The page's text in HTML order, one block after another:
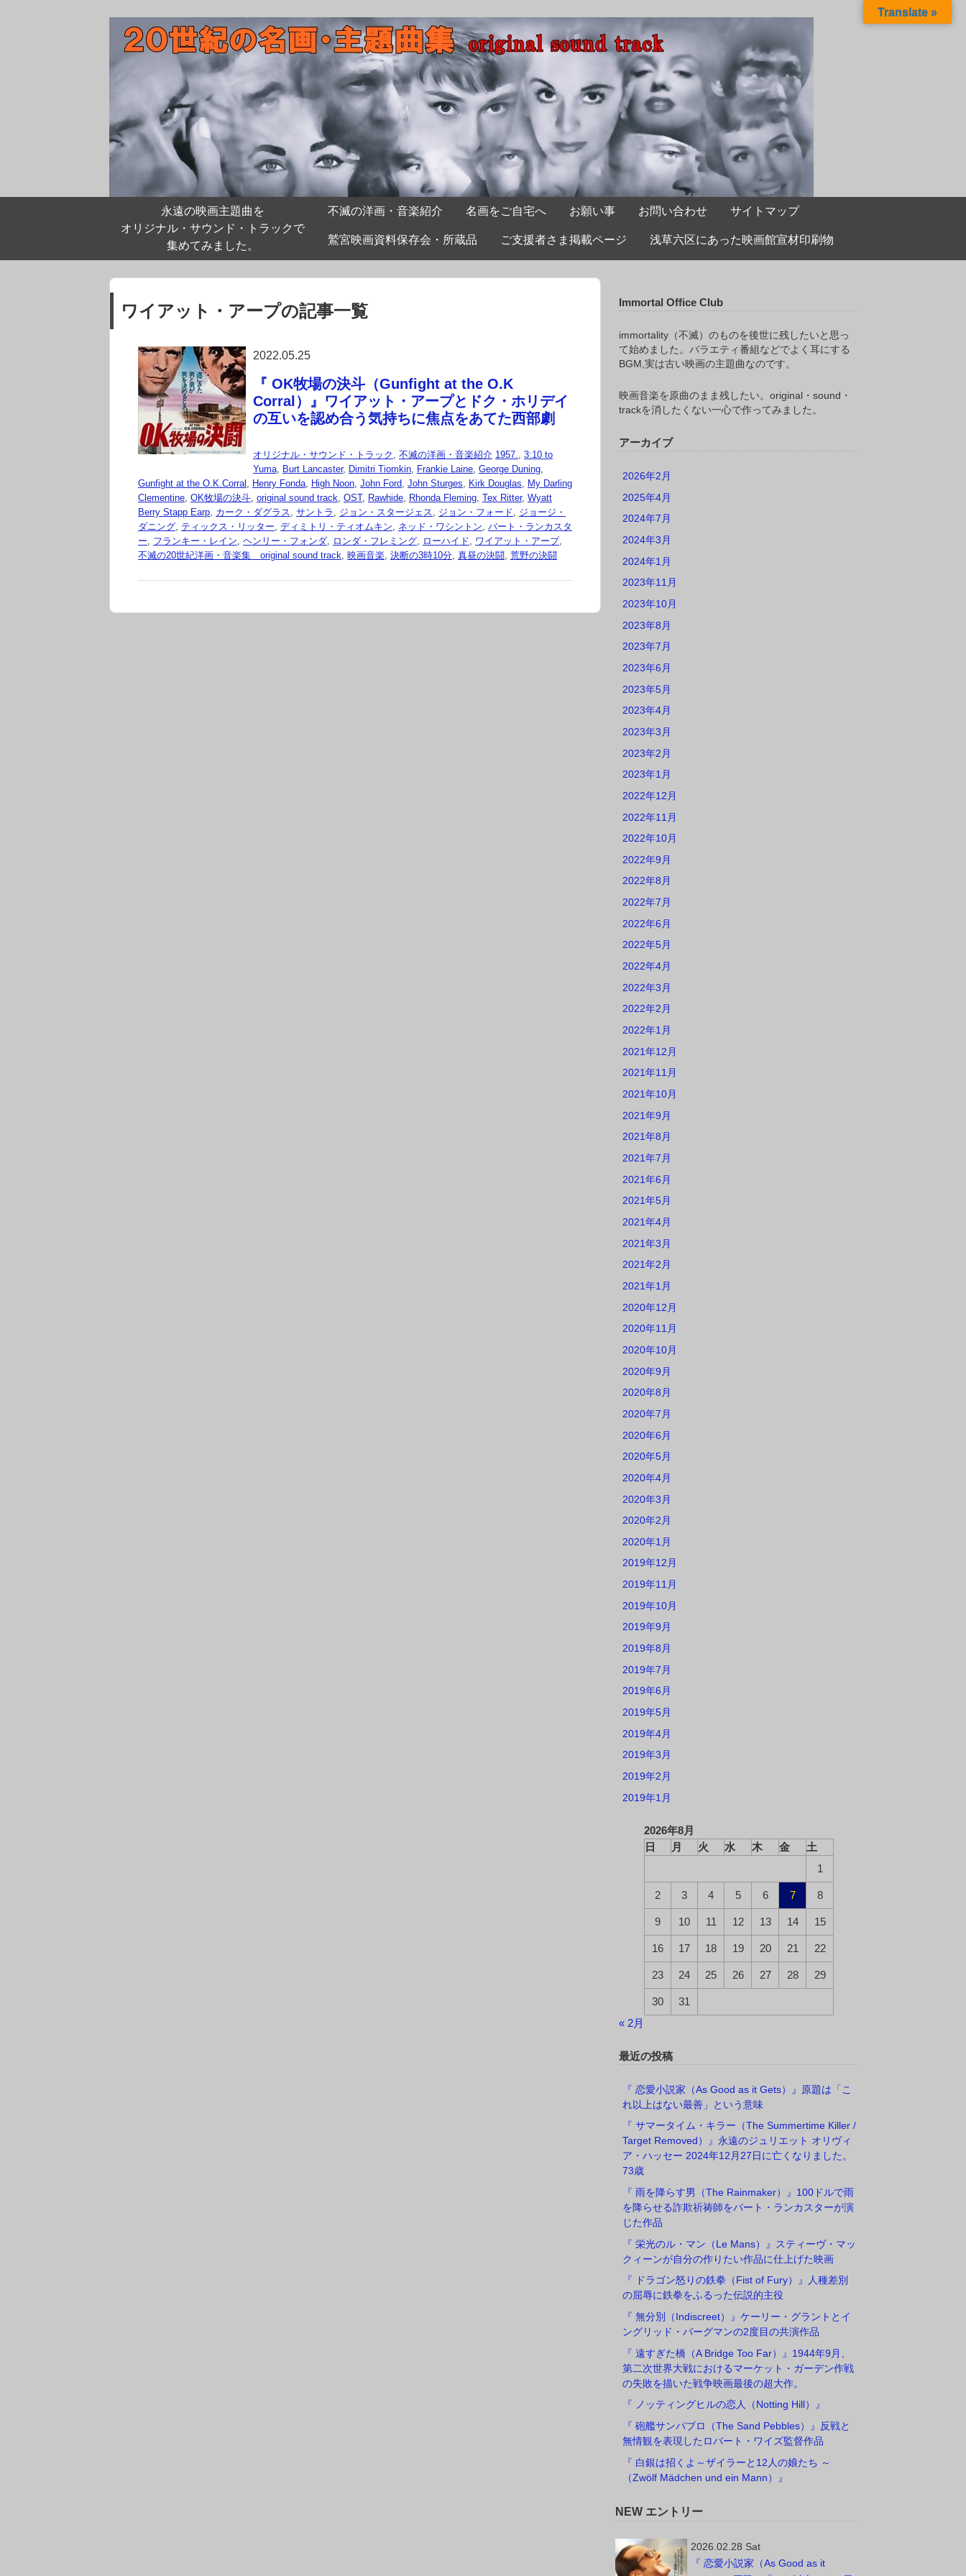
永遠の映画主題曲を
オリジナル・サウンド・トラックで
集めてみました。
不滅の洋画・音楽紹介 名画をご自宅へ お願い事 お問い合わせ サイトマップ
鷲宮映画資料保存会・所蔵品 ご支援者さま掲載ページ 浅草六区にあった映画館宣材印刷物
ワイアット・アープの記事一覧
2022.05.25
『 OK牧場の決斗（Gunfight at the O.K
Corral）』ワイアット・アープとドク・ホリデイ
の互いを認め合う気持ちに焦点をあてた西部劇
オリジナル・サウンド・トラック , 不滅の洋画・音楽紹介 1957., 3:10 to
Yuma, Burt Lancaster, Dimitri Tiomkin, Frankie Laine, George Duning,
Gunfight at the O.K.Corral , Henry Fonda, High Noon, John Ford, John Sturges, Kirk Douglas, My Darling
Clementine, OK牧場の決斗, original sound track, OST, Rawhide, Rhonda Fleming, Tex Ritter, Wyatt
Berry Stapp Earp, カーク・ダグラス, サントラ , ジョン・スタージェス, ジョン・フォード, ジョージ・
ダニング, ティックス・リッター, ディミトリ・ティオムキン, ネッド・ワシントン, バート・ランカスタ
ー, フランキー・レイン, ヘンリー・フォンダ, ロンダ・フレミング, ローハイド, ワイアット・アープ,
不滅の20世紀洋画・音楽集 original sound track, 映画音楽, 決断の3時10分, 真昼の決闘, 荒野の決闘
Immortal Office Club
immortality（不滅）のものを後世に残したいと思っ
て始めました。バラエティ番組などでよく耳にする
BGM,実は古い映画の主題曲なのです。
映画音楽を原曲のまま残したい。original・sound・
trackを消したくない一心で作ってみました。
アーカイブ
2026年2月
2025年4月
2024年7月
2024年3月
2024年1月
2023年11月
2023年10月
2023年8月
2023年7月
2023年6月
2023年5月
2023年4月
2023年3月
2023年2月
2023年1月
2022年12月
2022年11月
2022年10月
2022年9月
2022年8月
2022年7月
2022年6月
2022年5月
2022年4月
2022年3月
2022年2月
2022年1月
2021年12月
2021年11月
2021年10月
2021年9月
2021年8月
2021年7月
2021年6月
2021年5月
2021年4月
2021年3月
2021年2月
2021年1月
2020年12月
2020年11月
2020年10月
2020年9月
2020年8月
2020年7月
2020年6月
2020年5月
2020年4月
2020年3月
2020年2月
2020年1月
2019年12月
2019年11月
2019年10月
2019年9月
2019年8月
2019年7月
2019年6月
2019年5月
2019年4月
2019年3月
2019年2月
2019年1月
2026年8月
日
月 火 水 木 金
土
1
2 3 4 5 6 7 8
9 10 11 12 13 14 15
16 17 18 19 20 21 22
23 24 25 26 27 28 29
30
31
« 2月
最近の投稿
『 恋愛小説家（As Good as it Gets）』原題は「こ
れ以上はない最善」という意味
『 サマータイム・キラー（The Summertime Killer /
Target Removed）』永遠のジュリエット オリヴィ
ア・ハッセー 2024年12月27日に亡くなりました。
73歳
『 雨を降らす男（The Rainmaker）』100ドルで雨
を降らせる詐欺祈祷師をバート・ランカスターが演
じた作品
『 栄光のル・マン（Le Mans）』スティーヴ・マッ
クィーンが自分の作りたい作品に仕上げた映画
『 ドラゴン怒りの鉄拳（Fist of Fury）』人種差別
の屈辱に鉄拳をふるった伝説的主役
『 無分別（Indiscreet）』ケーリー・グラントとイ
ングリッド・バーグマンの2度目の共演作品
『 遠すぎた橋（A Bridge Too Far）』1944年9月、
第二次世界大戦におけるマーケット・ガーデン作戦
の失敗を描いた戦争映画最後の超大作。
『 ノッティングヒルの恋人（Notting Hill）』
『 砲艦サンパブロ（The Sand Pebbles）』反戦と
無情観を表現したロバート・ワイズ監督作品
『 白銀は招くよ～ザイラーと12人の娘たち ～
（Zwölf Mädchen und ein Mann）』
NEW エントリー
2026.02.28 Sat
『 恋愛小説家（As Good as it
Translate »